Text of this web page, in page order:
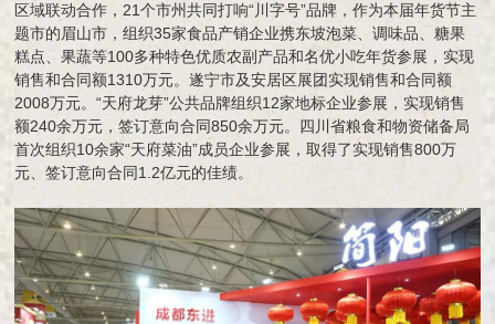
区域联动合作，21个市州共同打响“川字号”品牌，作为本届年货节主
题市的眉山市，组织35家食品产销企业携东坡泡菜、调味品、糖果
糕点、果蔬等100多种特色优质农副产品和名优小吃年货参展，实现
销售和合同额1310万元。遂宁市及安居区展团实现销售和合同额
2008万元。“天府龙芽”公共品牌组织12家地标企业参展，实现销售
额240余万元，签订意向合同850余万元。四川省粮食和物资储备局
首次组织10余家“天府菜油”成员企业参展，取得了实现销售800万
元、签订意向合同1.2亿元的佳绩。